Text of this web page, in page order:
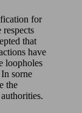
for
respects
that
have
loopholes
sorne
the